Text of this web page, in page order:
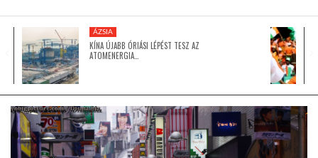
GLOBOTV BP
HÍR3D
ÁZSIA
KÍNA ÚJABB ÓRIÁSI LÉPÉST TESZ AZ
ATOMENERGIA…